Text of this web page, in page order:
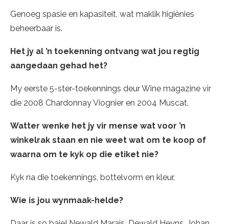
Genoeg spasie en kapasiteit, wat maklik higiënies
beheerbaar is.
Het jy al ’n toekenning ontvang wat jou regtig
aangedaan gehad het?
My eerste 5-ster-toekennings deur Wine magazine vir
die 2008 Chardonnay Viognier en 2004 Muscat.
Watter wenke het jy vir mense wat voor ’n
winkelrak staan en nie weet wat om te koop of
waarna om te kyk op die etiket nie?
Kyk na die toekennings, bottelvorm en kleur.
Wie is jou wynmaak-helde?